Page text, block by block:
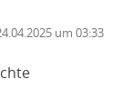
um 03:33